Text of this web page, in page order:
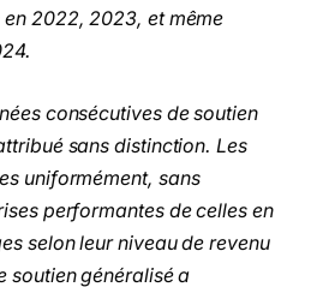
2022, 2023, et même
consécutives de soutien
sans distinction. Les
uniformément, sans
performantes de celles en
selon leur niveau de revenu
soutien généralisé a